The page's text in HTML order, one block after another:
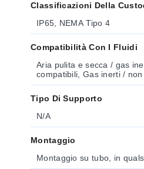
Classificazioni Della
IP65, NEMA Tipo 4
Compatibilità Con I Fluidi
Aria pulita e secca / gas
compatibili, Gas inerti /
Tipo Di Supporto
N/A
Montaggio
Montaggio su tubo, in